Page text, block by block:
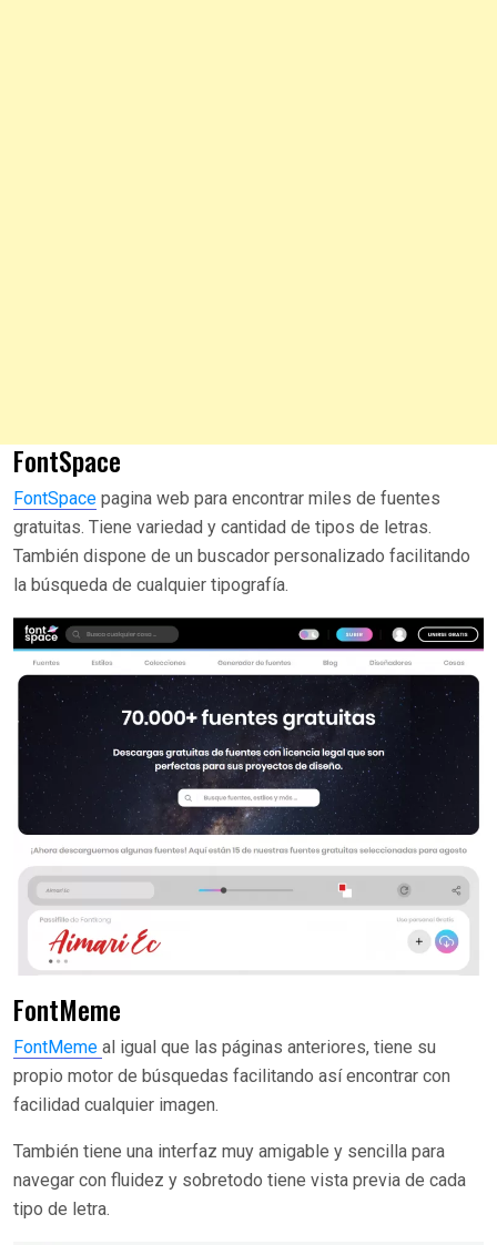
FontSpace
FontSpace pagina web para encontrar miles de fuentes
gratuitas. Tiene variedad y cantidad de tipos de letras.
También dispone de un buscador personalizado facilitando
la búsqueda de cualquier tipografía.
FontMeme
FontMeme al igual que las páginas anteriores, tiene su
propio motor de búsquedas facilitando así encontrar con
facilidad cualquier imagen.
También tiene una interfaz muy amigable y sencilla para
navegar con fluidez y sobretodo tiene vista previa de cada
tipo de letra.